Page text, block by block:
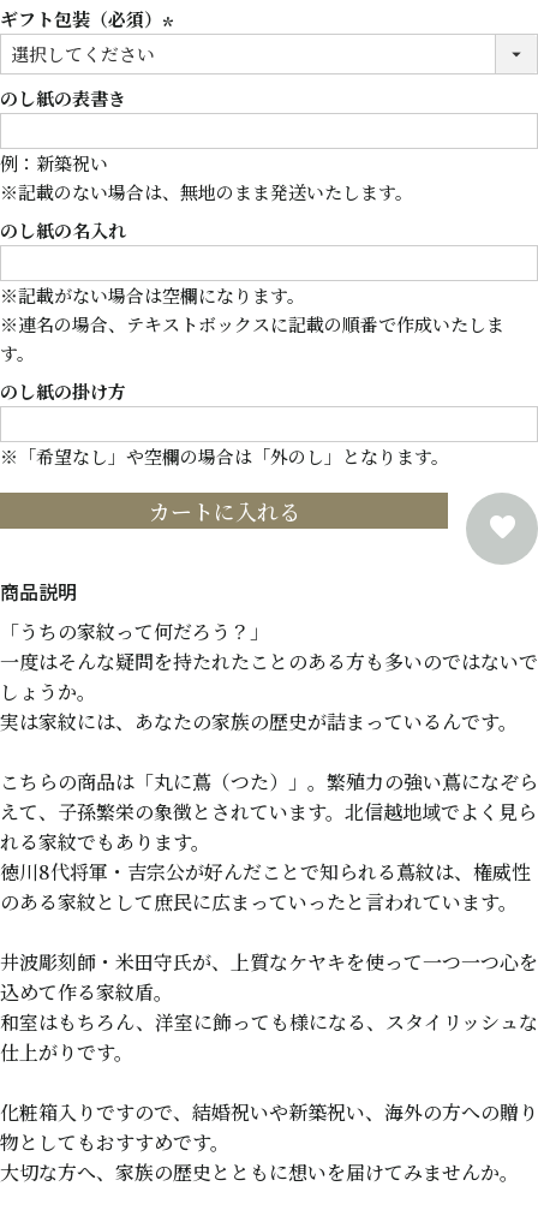
「うちの家紋って何だろう？」
一度はそんな疑問を持たれたことのある方も多いのではないで
しょうか。
実は家紋には、あなたの家族の歴史が詰まっているんです。
こちらの商品は「丸に蔦（つた）」。繁殖力の強い蔦になぞら
えて、子孫繁栄の象徴とされています。北信越地域でよく見ら
れる家紋でもあります。
徳川8代将軍・吉宗公が好んだことで知られる蔦紋は、権威性
のある家紋として庶民に広まっていったと言われています。
井波彫刻師・米田守氏が、上質なケヤキを使って一つ一つ心を
込めて作る家紋盾。
和室はもちろん、洋室に飾っても様になる、スタイリッシュな
仕上がりです。
化粧箱入りですので、結婚祝いや新築祝い、海外の方への贈り
物としてもおすすめです。
大切な方へ、家族の歴史とともに想いを届けてみませんか。
ギフト包装（必須）
のし紙の表書き
例：新築祝い
※記載のない場合は、無地のまま発送いたします。
のし紙の名入れ
※記載がない場合は空欄になります。
※連名の場合、テキストボックスに記載の順番で作成いたしま
す。
のし紙の掛け方
※「希望なし」や空欄の場合は「外のし」となります。
カートに入れる